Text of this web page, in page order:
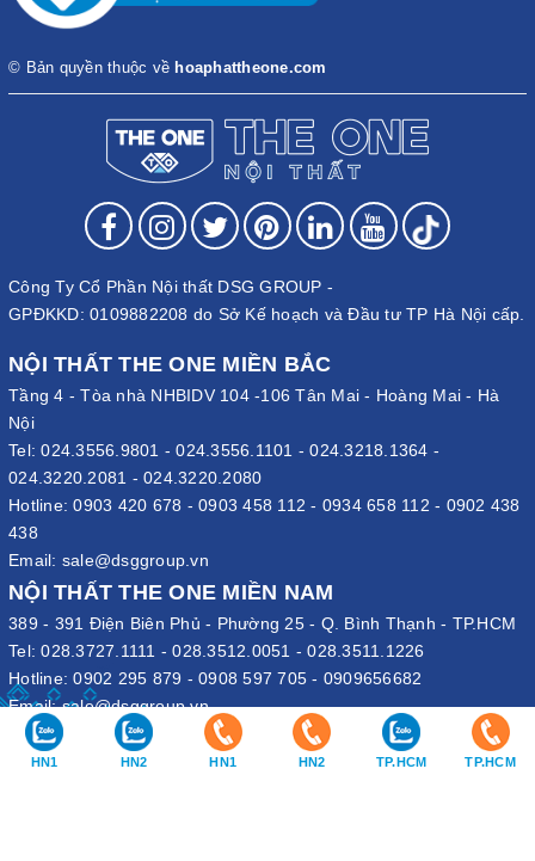
© Bản quyền thuộc về hoaphattheone.com
Công Ty Cổ Phần Nội thất DSG GROUP -
GPĐKKD: 0109882208 do Sở Kế hoạch và Đầu tư TP Hà Nội cấp.
NỘI THẤT THE ONE MIỀN BẮC
Tầng 4 - Tòa nhà NHBIDV 104 -106 Tân Mai - Hoàng Mai - Hà
Nội
Tel:024.3556.9801 -024.3556.1101 -024.3218.1364 -
024.3220.2081 - 024.3220.2080
Hotline:0903 420 678 - 0903 458 112 - 0934 658 112 - 0902 438
438
Email: sale@dsggroup.vn
NỘI THẤT THE ONE MIỀN NAM
389 - 391 Điện Biên Phủ - Phường 25 - Q. Bình Thạnh - TP.HCM
Tel:028.3727.1111 -028.3512.0051 -028.3511.1226
Hotline:0902 295 879 - 0908 597 705 - 0909656682
Email:sale@dsggroup.vn
VĂN PHÒNG TẬP ĐOÀN
109 Trần Hưng Đạo - P. Cửa Nam - Q. Hoàn Kiếm - Hà Nội
HN1 HN2 HN1 HN2 TP.HCM TP.HCM